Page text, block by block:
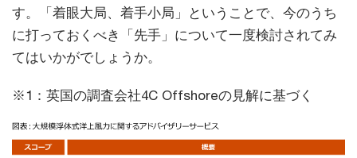
す。「着眼大局、着手小局」ということで、今のうち
に打っておくべき「先手」について一度検討されてみ
てはいかがでしょうか。
※1：英国の調査会社4C Offshoreの見解に基づく